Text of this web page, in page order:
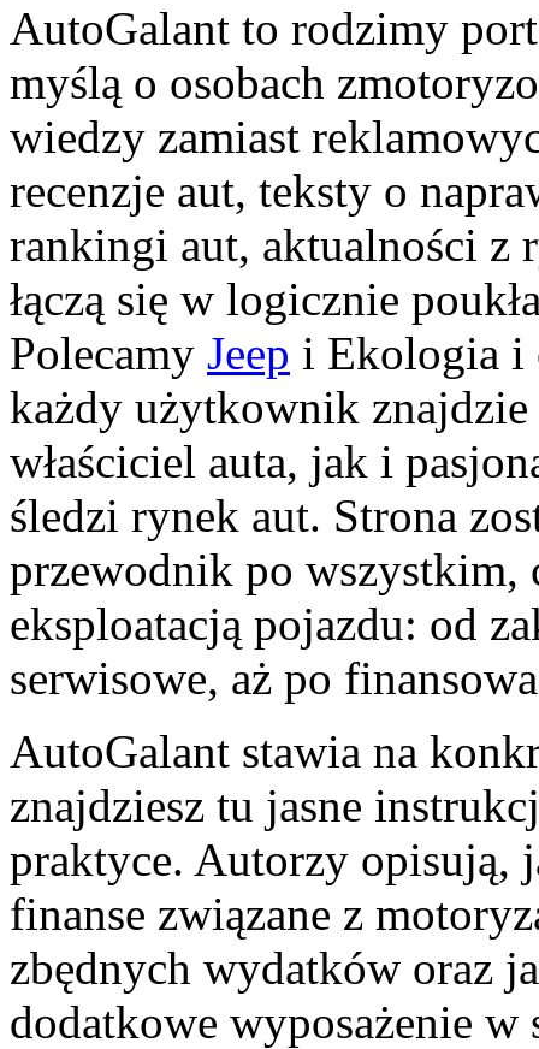
AutoGalant to rodzimy
myślą o osobach
wiedzy zamiast
recenzje aut, teksty o
rankingi aut, aktualności
łączą się w logicznie
Polecamy Jeep i Ekologia i
każdy użytkownik
właściciel auta, jak i
śledzi rynek aut. Strona
przewodnik po wszystkim,
eksploatacją pojazdu: od
serwisowe, aż po
AutoGalant stawia na
znajdziesz tu jasne
praktyce. Autorzy opisują,
finanse związane z
zbędnych wydatków oraz
dodatkowe wyposażenie w